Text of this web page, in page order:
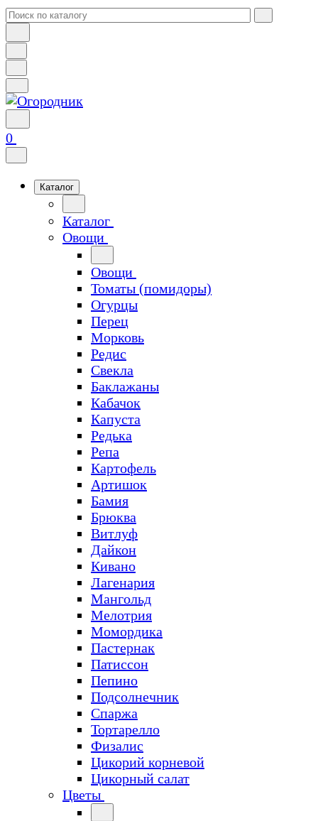
0
Каталог
Каталог
Овощи
Овощи
Томаты (помидоры)
Огурцы
Перец
Морковь
Редис
Свекла
Баклажаны
Кабачок
Капуста
Редька
Репа
Картофель
Артишок
Бамия
Брюква
Витлуф
Дайкон
Кивано
Лагенария
Мангольд
Мелотрия
Момордика
Пастернак
Патиссон
Пепино
Подсолнечник
Спаржа
Тортарелло
Физалис
Цикорий корневой
Цикорный салат
Цветы